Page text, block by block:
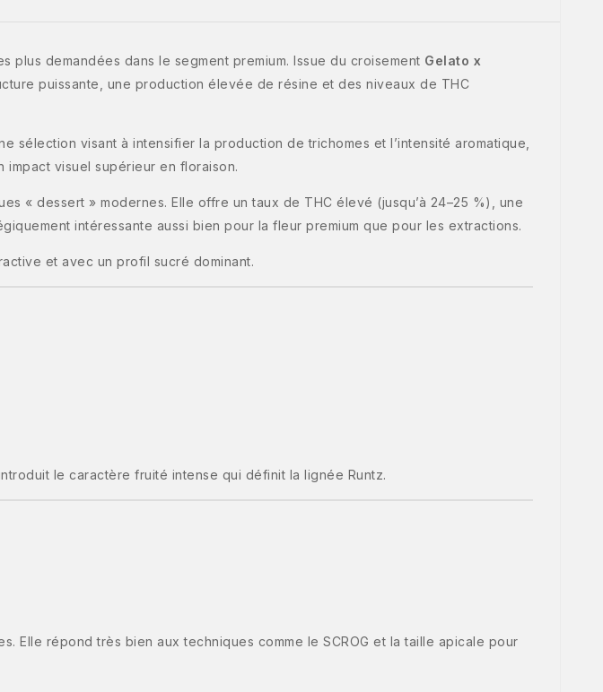
plus demandées dans le segment premium. Issue du croisement Gelato x
puissante, une production élevée de résine et des niveaux de THC
sélection visant à intensifier la production de trichomes et l’intensité aromatique,
visuel supérieur en floraison.
« dessert » modernes. Elle offre un taux de THC élevé (jusqu’à 24–25 %), une
intéressante aussi bien pour la fleur premium que pour les extractions.
et avec un profil sucré dominant.
le caractère fruité intense qui définit la lignée Runtz.
Elle répond très bien aux techniques comme le SCROG et la taille apicale pour